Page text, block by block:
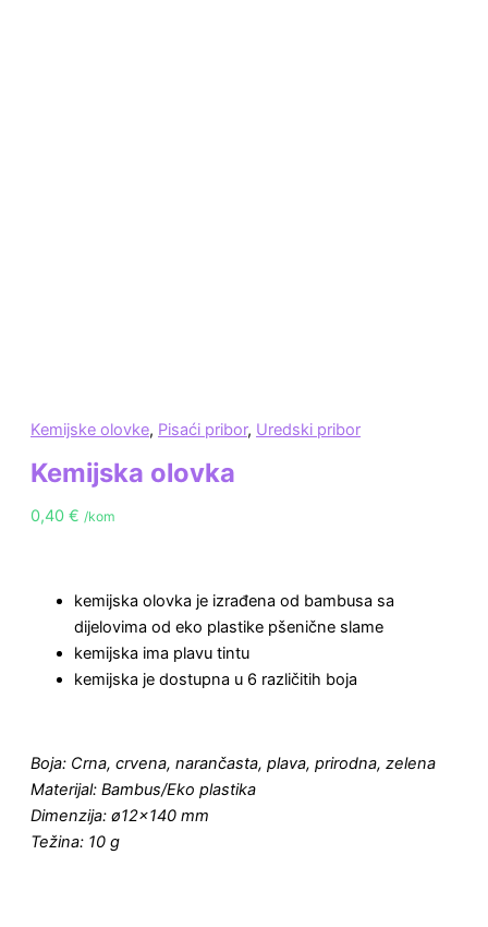
Kemijske olovke, Pisaći pribor, Uredski pribor
Kemijska olovka
0,40 € /kom
kemijska olovka je izrađena od bambusa sa
dijelovima od eko plastike pšenične slame
kemijska ima plavu tintu
kemijska je dostupna u 6 različitih boja
Boja: Crna, crvena, narančasta, plava, prirodna, zelena
Materijal: Bambus/Eko plastika
Dimenzija: ø12×140 mm
Težina: 10 g